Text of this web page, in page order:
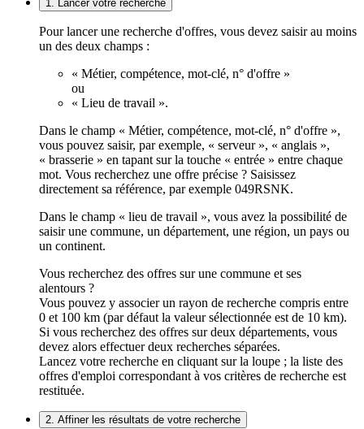
1. Lancer votre recherche
Pour lancer une recherche d'offres, vous devez saisir au moins
un des deux champs :
« Métier, compétence, mot-clé, n° d'offre »
ou
« Lieu de travail ».
Dans le champ « Métier, compétence, mot-clé, n° d'offre »,
vous pouvez saisir, par exemple, « serveur », « anglais »,
« brasserie » en tapant sur la touche « entrée » entre chaque
mot. Vous recherchez une offre précise ? Saisissez
directement sa référence, par exemple 049RSNK.
Dans le champ « lieu de travail », vous avez la possibilité de
saisir une commune, un département, une région, un pays ou
un continent.
Vous recherchez des offres sur une commune et ses
alentours ?
Vous pouvez y associer un rayon de recherche compris entre
0 et 100 km (par défaut la valeur sélectionnée est de 10 km).
Si vous recherchez des offres sur deux départements, vous
devez alors effectuer deux recherches séparées.
Lancez votre recherche en cliquant sur la loupe ; la liste des
offres d'emploi correspondant à vos critères de recherche est
restituée.
2. Affiner les résultats de votre recherche